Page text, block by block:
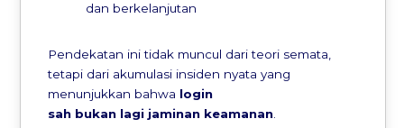
dan berkelanjutan
Pendekatan ini tidak muncul dari teori semata,
tetapi dari akumulasi insiden nyata yang
menunjukkan bahwa login
sah bukan lagi jaminan keamanan